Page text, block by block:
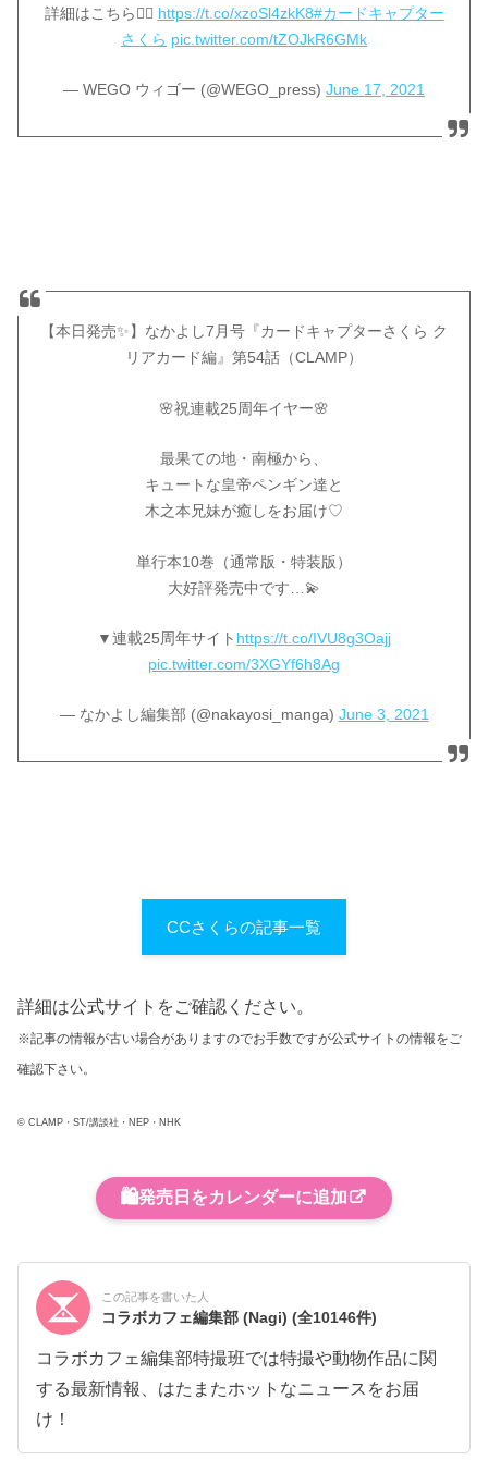
詳細はこちら👉🏻 https://t.co/xzoSl4zkK8#カードキャプター
さくら pic.twitter.com/tZOJkR6GMk
— WEGO ウィゴー (@WEGO_press) June 17, 2021
【本日発売✨】なかよし7月号『カードキャプターさくら ク
リアカード編』第54話（CLAMP）
🌸祝連載25周年イヤー🌸
最果ての地・南極から、
キュートな皇帝ペンギン達と
木之本兄妹が癒しをお届け♡
単行本10巻（通常版・特装版）
大好評発売中です…💫
▼連載25周年サイト https://t.co/IVU8g3Oajj
pic.twitter.com/3XGYf6h8Ag
— なかよし編集部 (@nakayosi_manga) June 3, 2021
CCさくらの記事一覧
詳細は公式サイトをご確認ください。
※記事の情報が古い場合がありますのでお手数ですが公式サイトの情報をご
確認下さい。
© CLAMP・ST/講談社・NEP・NHK
🛍️発売日をカレンダーに追加
この記事を書いた人
コラボカフェ編集部 (Nagi)(全10146件)
コラボカフェ編集部特撮班では特撮や動物作品に関
する最新情報、はたまたホットなニュースをお届
け！